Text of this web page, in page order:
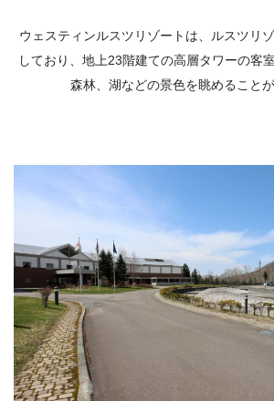
ウェスティンルスツリゾートは、ルスツリ
しており、地上23階建ての高層タワーの客
森林、湖などの景色を眺めることが